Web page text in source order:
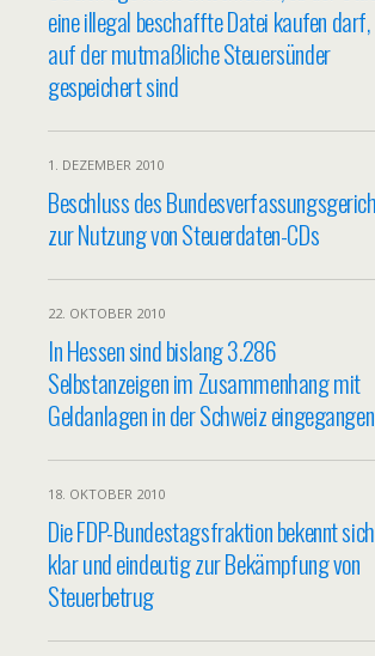
eine illegal beschaffte Datei kaufen darf,
auf der mutmaßliche Steuersünder
gespeichert sind
1. DEZEMBER 2010
Beschluss des
zur Nutzung von Steuerdaten-CDs
22. OKTOBER 2010
In Hessen sind bislang 3.286
Selbstanzeigen im Zusammenhang mit
Geldanlagen in der Schweiz eingegangen
18. OKTOBER 2010
Die FDP-Bundestagsfraktion bekennt sich
klar und eindeutig zur Bekämpfung von
Steuerbetrug